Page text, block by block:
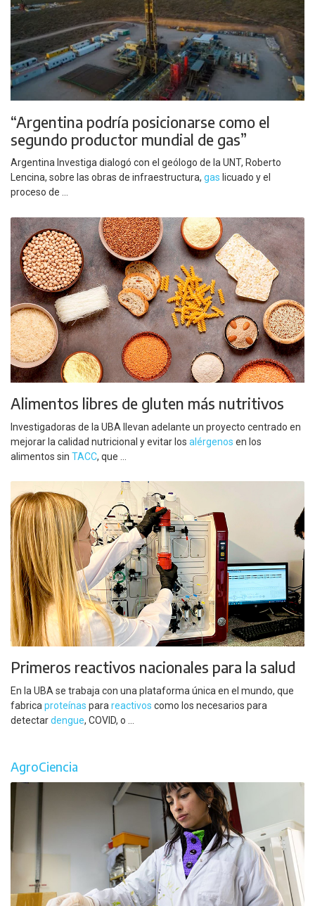
“Argentina podría posicionarse como el
segundo productor mundial de gas”
Argentina Investiga dialogó con el geólogo de la UNT, Roberto
Lencina, sobre las obras de infraestructura, gas licuado y el
proceso de ...
Alimentos libres de gluten más nutritivos
Investigadoras de la UBA llevan adelante un proyecto centrado en
mejorar la calidad nutricional y evitar los alérgenos en los
alimentos sin TACC, que ...
Primeros reactivos nacionales para la salud
En la UBA se trabaja con una plataforma única en el mundo, que
fabrica proteínas para reactivos como los necesarios para
detectardengue, COVID, o ...
AgroCiencia